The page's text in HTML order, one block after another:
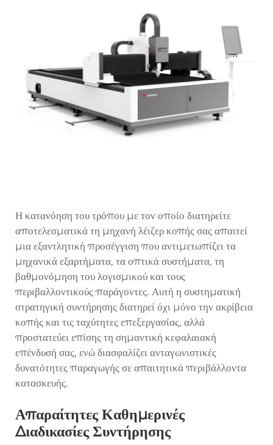
Η κατανόηση του τρόπου με τον οποίο διατηρείτε
αποτελεσματικά τη μηχανή λέιζερ κοπής σας απαιτεί
μια εξαντλητική προσέγγιση που αντιμετωπίζει τα
μηχανικά εξαρτήματα, τα οπτικά συστήματα, τη
βαθμονόμηση του λογισμικού και τους
περιβαλλοντικούς παράγοντες. Αυτή η συστηματική
στρατηγική συντήρησης διατηρεί όχι μόνο την ακρίβεια
κοπής και τις ταχύτητες επεξεργασίας, αλλά
προστατεύει επίσης τη σημαντική κεφαλαιακή
επένδυσή σας, ενώ διασφαλίζει ανταγωνιστικές
δυνατότητες παραγωγής σε απαιτητικά περιβάλλοντα
κατασκευής.
Απαραίτητες Καθημερινές
Διαδικασίες Συντήρησης